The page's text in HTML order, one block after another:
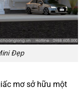
Đẹp
mơ sở hữu một